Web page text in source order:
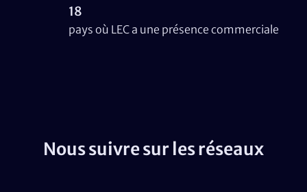
18
pays où LEC a une présence commerciale
Nous suivre sur les réseaux